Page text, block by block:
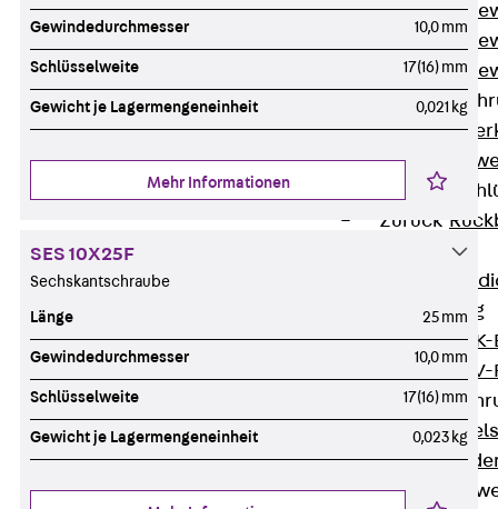
Zurück
Zurück
GFK-Bewehrung
Zurück
FIBERNOX®
Zurück
Gewindedurchmesser 10,0 mm
Schlüsselweite 17(16) mm
Gewicht je Lagermengeneinheit 0,021 kg
Mehr Informationen
SES 10X25F
Sechskantschraube
Länge 25 mm
Gewindedurchmesser 10,0 mm
Schlüsselweite 17(16) mm
Gewicht je Lagermengeneinheit 0,023 kg